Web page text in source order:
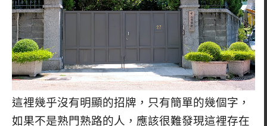
這裡幾乎沒有明顯的招牌，只有簡單的幾個字，
如果不是熟門熟路的人，應該很難發現這裡存在